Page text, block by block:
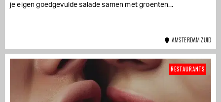
je eigen goedgevulde salade samen met groenten...
AMSTERDAM ZUID
RESTAURANTS